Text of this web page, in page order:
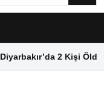
Diyarbakır’da 2 Kişi Öldü